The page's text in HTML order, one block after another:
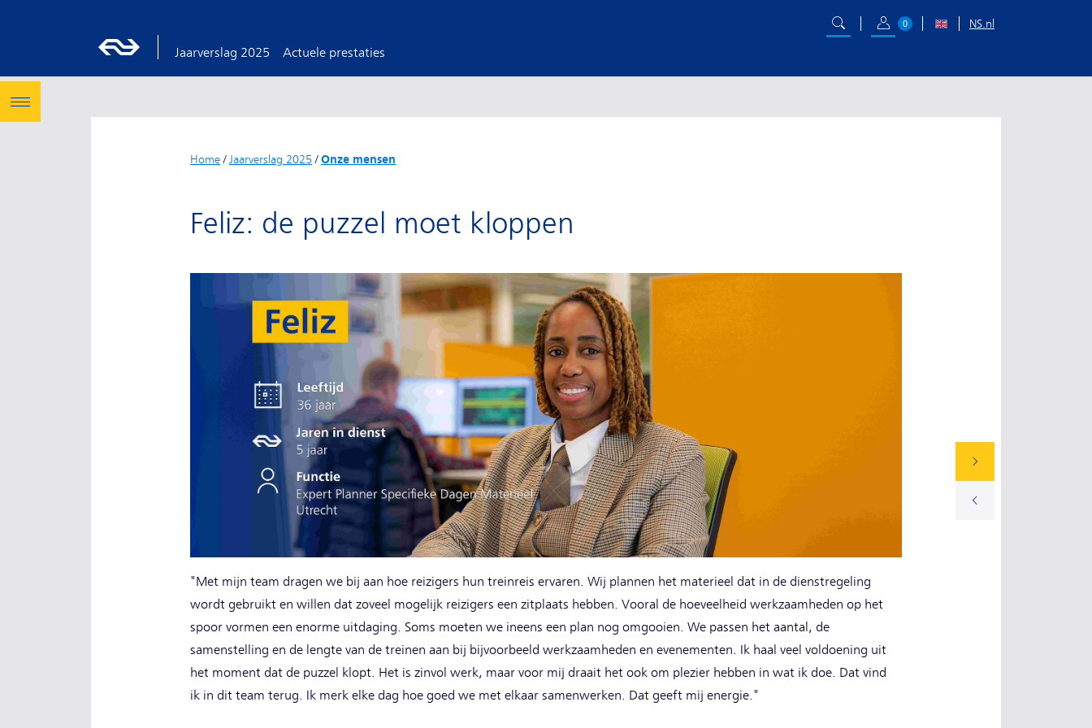
Jaarverslag 2025 Actuele prestaties
0 NS.nl
Home/ Jaarverslag 2025 /Onze mensen
Feliz: de puzzel moet kloppen
"Met mijn team dragen we bij aan hoe reizigers hun treinreis ervaren. Wij plannen het materieel dat in de dienstregeling
wordt gebruikt en willen dat zoveel mogelijk reizigers een zitplaats hebben. Vooral de hoeveelheid werkzaamheden op het
spoor vormen een enorme uitdaging. Soms moeten we ineens een plan nog omgooien. We passen het aantal, de
samenstelling en de lengte van de treinen aan bij bijvoorbeeld werkzaamheden en evenementen. Ik haal veel voldoening uit
het moment dat de puzzel klopt. Het is zinvol werk, maar voor mij draait het ook om plezier hebben in wat ik doe. Dat vind
ik in dit team terug. Ik merk elke dag hoe goed we met elkaar samenwerken. Dat geeft mij energie."